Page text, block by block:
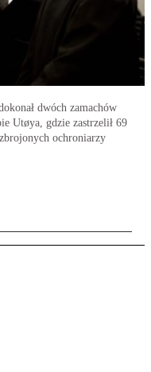
dwóch zamachów
Utøya, gdzie zastrzelił 69
ochroniarzy